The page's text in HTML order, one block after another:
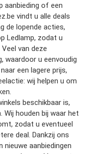
aanbieding of een
vindt u alle deals
de lopende acties,
Ledlamp, zodat u
van deze
waardoor u eenvoudig
een lagere prijs,
wij helpen u om
beschikbaar is,
houden bij waar het
zodat u eventueel
deal. Dankzij ons
aanbiedingen